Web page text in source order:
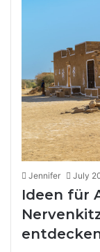
Jennifer July
Ideen für